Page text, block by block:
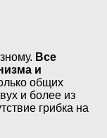
Все
и
общих
и более из
грибка на